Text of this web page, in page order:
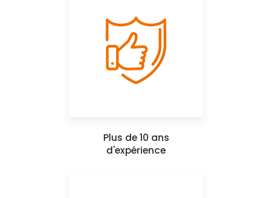
Plus de 10 ans
d'expérience